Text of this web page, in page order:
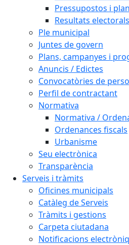
Pressupostos i
Resultats electorals
Ple municipal
Juntes de govern
Plans, campanyes i
Anuncis / Edictes
Convocatòries de
Perfil de contractant
Normativa
Normativa /
Ordenances fiscals
Urbanisme
Seu electrònica
Transparència
Serveis i tràmits
Oficines municipals
Catàleg de Serveis
Tràmits i gestions
Carpeta ciutadana
Notificacions